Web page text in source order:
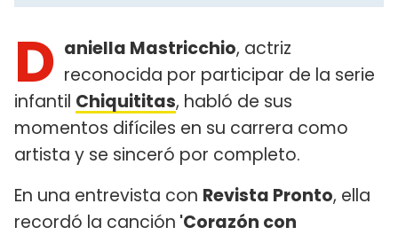
D aniella Mastricchio, actriz
reconocida por participar de la serie
infantil Chiquititas, habló de sus
momentos difíciles en su carrera como
artista y se sinceró por completo.
En una entrevista con Revista Pronto, ella
recordó la canción 'Corazón con